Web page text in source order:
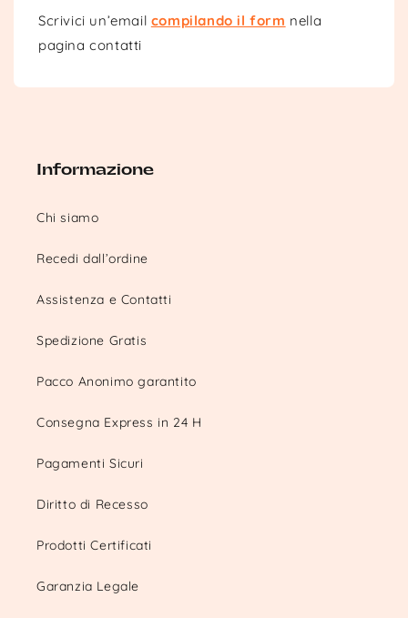
Scrivici un’email compilando il form nella
pagina contatti
Informazione
Chi siamo
Recedi dall’ordine
Assistenza e Contatti
Spedizione Gratis
Pacco Anonimo garantito
Consegna Express in 24 H
Pagamenti Sicuri
Diritto di Recesso
Prodotti Certificati
Garanzia Legale